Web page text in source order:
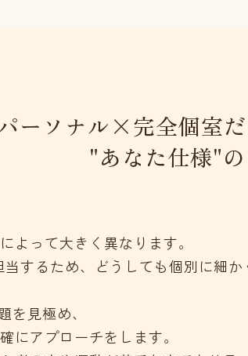
ーソナル×完全個室
"あなた仕様"
よって大きく異なります。
するため、どうしても個別に細か
見極め、
にアプローチをします。